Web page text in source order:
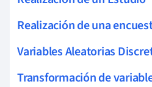
Realización de una
Variables Aleatorias
Transformación de